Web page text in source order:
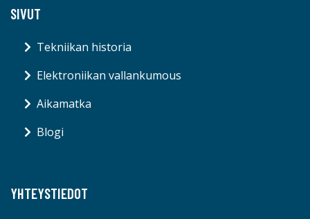
SIVUT
Tekniikan historia
Elektroniikan vallankumous
Aikamatka
Blogi
YHTEYSTIEDOT